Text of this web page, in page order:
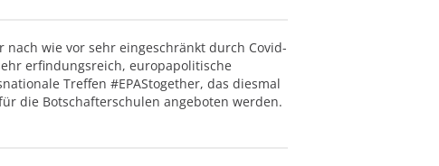
nach wie vor sehr eingeschränkt durch Covid-
erfindungsreich, europapolitische
Treffen #EPAStogether, das diesmal
die Botschafterschulen angeboten werden.